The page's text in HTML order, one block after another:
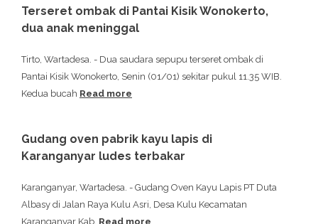
Terseret ombak di Pantai Kisik Wonokerto,
dua anak meninggal
Tirto, Wartadesa. - Dua saudara sepupu terseret ombak di
Pantai Kisik Wonokerto, Senin (01/01) sekitar pukul 11.35 WIB.
Kedua bucah Read more
Gudang oven pabrik kayu lapis di
Karanganyar ludes terbakar
Karanganyar, Wartadesa. - Gudang Oven Kayu Lapis PT Duta
Albasy di Jalan Raya Kulu Asri, Desa Kulu Kecamatan
Karanganyar Kab. Read more